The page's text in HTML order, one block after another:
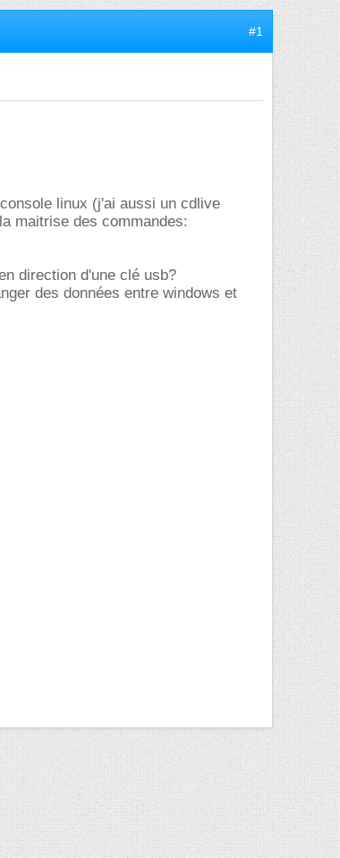
#1
linux (j'ai aussi un cdlive
maitrise des commandes:
direction d'une clé usb?
des données entre windows et